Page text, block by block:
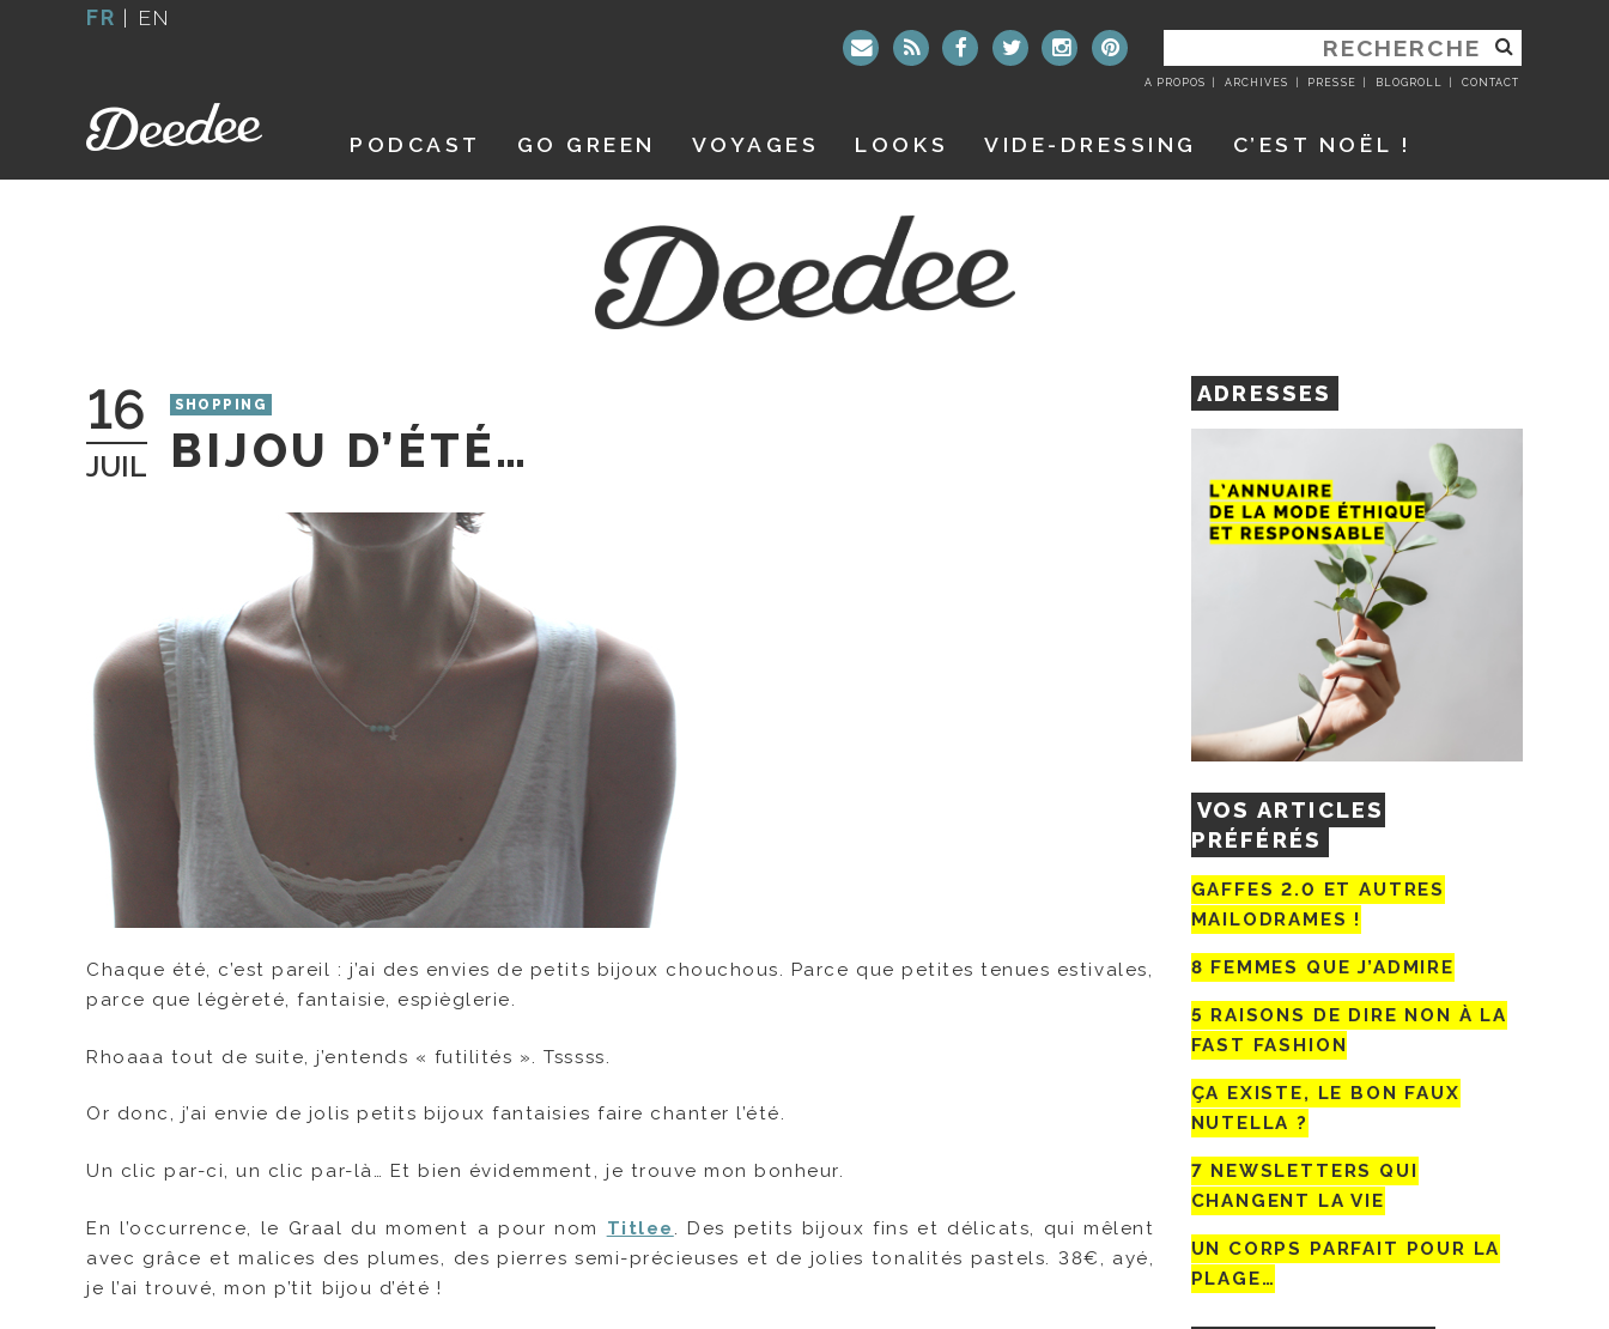
FR | EN
RECHERCHER
:
A PROPOS ARCHIVES PRESSE BLOGROLL CONTACT
PODCAST GO GREEN VOYAGES LOOKS VIDE-DRESSING C’EST NOËL !
16
JUIL
SHOPPING
BIJOU D’ÉTÉ…
Chaque été, c’est pareil : j’ai des envies de petits bijoux chouchous. Parce que petites tenues estivales,
parce que légèreté, fantaisie, espièglerie.
Rhoaaa tout de suite, j’entends « futilités ». Tsssss.
Or donc, j’ai envie de jolis petits bijoux fantaisies faire chanter l’été.
Un clic par-ci, un clic par-là… Et bien évidemment, je trouve mon bonheur.
En l’occurrence, le Graal du moment a pour nom Titlee . Des petits bijoux fins et délicats, qui mêlent
avec grâce et malices des plumes, des pierres semi-précieuses et de jolies tonalités pastels. 38€, ayé,
je l’ai trouvé, mon p’tit bijou d’été !
ADRESSES
VOS ARTICLES
PRÉFÉRÉS
GAFFES 2.0 ET AUTRES
MAILODRAMES !
8 FEMMES QUE J’ADMIRE
5 RAISONS DE DIRE NON À LA
FAST FASHION
ÇA EXISTE, LE BON FAUX
NUTELLA ?
7 NEWSLETTERS QUI
CHANGENT LA VIE
UN CORPS PARFAIT POUR LA
PLAGE…